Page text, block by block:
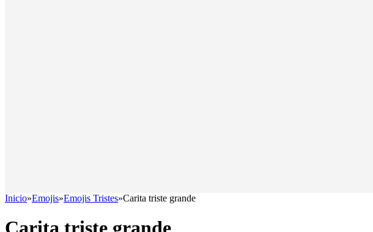
Inicio»Emojis»Emojis Tristes»Carita triste grande